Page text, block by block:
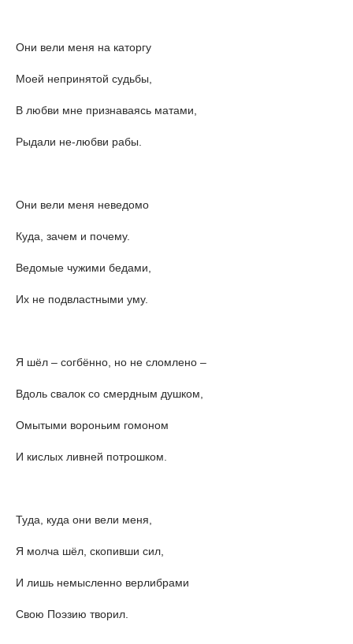
Они вели меня на каторгу
Моей непринятой судьбы,
В любви мне признаваясь матами,
Рыдали не-любви рабы.
Они вели меня неведомо
Куда, зачем и почему.
Ведомые чужими бедами,
Их не подвластными уму.
Я шёл – согбённо, но не сломлено –
Вдоль свалок со смердным душком,
Омытыми вороньим гомоном
И кислых ливней потрошком.
Туда, куда они вели меня,
Я молча шёл, скопивши сил,
И лишь немысленно верлибрами
Свою Поэзию творил.